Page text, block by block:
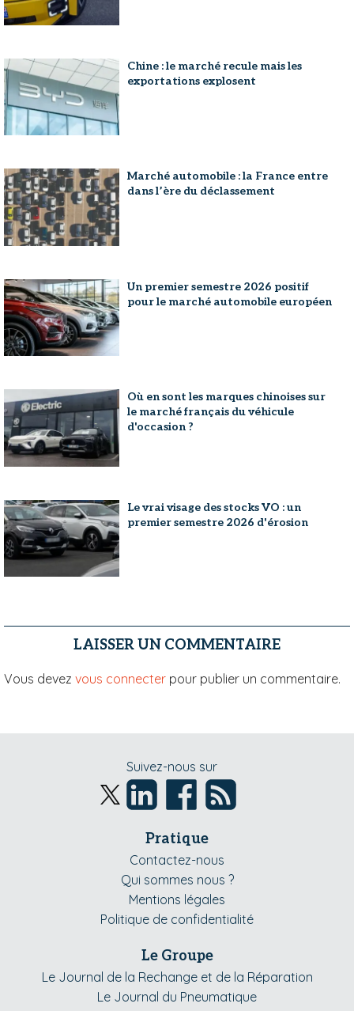
Chine : le marché recule mais les
exportations explosent
Marché automobile : la France entre
dans l’ère du déclassement
Un premier semestre 2026 positif
pour le marché automobile européen
Où en sont les marques chinoises sur
le marché français du véhicule
d'occasion ?
Le vrai visage des stocks VO : un
premier semestre 2026 d'érosion
LAISSER UN COMMENTAIRE
Vous devez vous connecter pour publier un commentaire.
Suivez-nous sur
Pratique
Contactez-nous
Qui sommes nous ?
Mentions légales
Politique de confidentialité
Le Groupe
Le Journal de la Rechange et de la Réparation
Le Journal du Pneumatique